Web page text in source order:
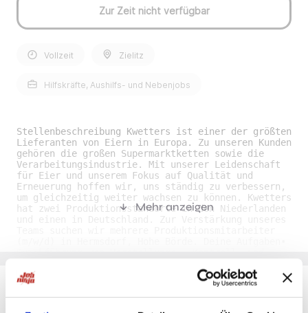
Zur Zeit nicht verfügbar
Vollzeit Zielitz
Hilfskräfte, Aushilfs- und Nebenjobs
Stellenbeschreibung Kwetters ist einer der größten
Lieferanten von Eiern in Europa. Zu unseren Kunden
gehören die großen Supermarktketten sowie die
Verarbeitungsindustrie. Mit unserer Leidenschaft
für Eier und unserem Fokus auf Qualität und
Erneuerung hoffen wir, uns ständig zu verbessern,
um gleichzeitig weiter wachsen zu können. Kwetters
hat zwei Produktionsstandorte in den Niederlanden
Qualitäts- und Hygienestandards • Arbeiten im
Zwei-Schicht-System (Früh- und Spätschicht, Montag
bis Freitag) Dein Profil• Du bist zuverlässig,
pünktlich und engagiert • Du arbeitest sorgfältig
Mehr anzeigen